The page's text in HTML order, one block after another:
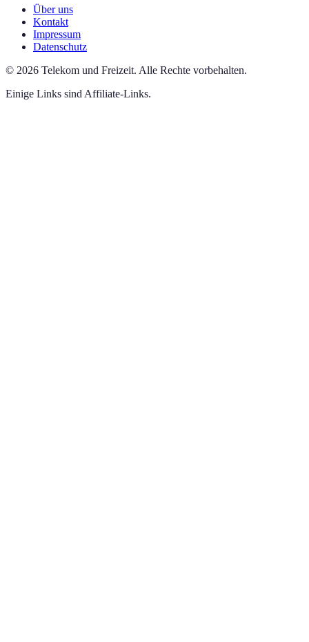
Über uns
Kontakt
Impressum
Datenschutz
© 2026 Telekom und Freizeit. Alle Rechte vorbehalten.
Einige Links sind Affiliate-Links.